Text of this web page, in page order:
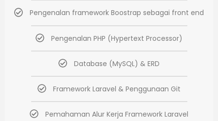
Pengenalan framework Boostrap sebagai front end
Pengenalan PHP (Hypertext Processor)
Database (MySQL) & ERD
Framework Laravel & Penggunaan Git
Pemahaman Alur Kerja Framework Laravel